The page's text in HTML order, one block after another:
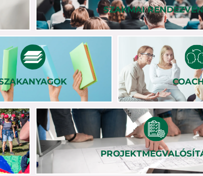
SZAKMAI